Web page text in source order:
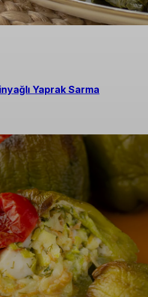
Yaprak Sarma